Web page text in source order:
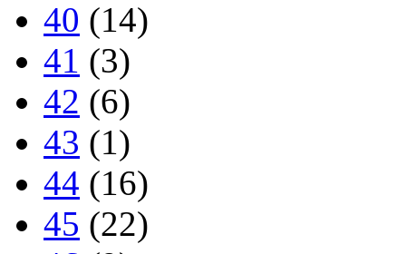
40 (14)
41 (3)
42 (6)
43 (1)
44 (16)
45 (22)